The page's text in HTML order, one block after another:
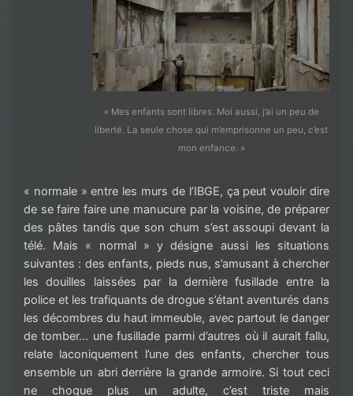
« Mes enfants sont libres. Moi aussi, j’ai un peu de
liberté. La seule chose qui m’emprisonne un peu, c’est
mon enfance. »
« normale » entre les murs de l’IBGE, ça peut vouloir dire
de se faire faire une manucure par la voisine, de préparer
des pâtes tandis que son chum s’est assoupi devant la
télé. Mais « normal » y désigne aussi les situations
suivantes : des enfants, pieds nus, s’amusant à chercher
les douilles laissées par la dernière fusillade entre la
police et les trafiquants de drogue s’étant aventurés dans
les décombres du haut immeuble, avec partout le danger
de tomber… une fusillade parmi d’autres où il aurait fallu,
relate laconiquement l’une des enfants, chercher tous
ensemble un abri derrière la grande armoire. Si tout ceci
ne choque plus un adulte, c’est triste mais